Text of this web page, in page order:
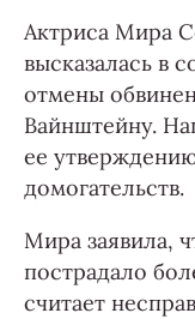
Актриса Мира
высказалась в
отмены
Вайнштейну.
ее
домогательств.
Мира заявила,
пострадало
считает